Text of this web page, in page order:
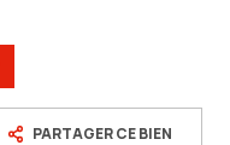
PARTAGER CE BIEN